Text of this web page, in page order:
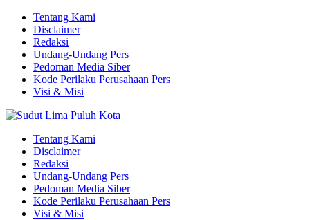
Tentang Kami
Disclaimer
Redaksi
Undang-Undang Pers
Pedoman Media Siber
Kode Perilaku Perusahaan Pers
Visi & Misi
Tentang Kami
Disclaimer
Redaksi
Undang-Undang Pers
Pedoman Media Siber
Kode Perilaku Perusahaan Pers
Visi & Misi